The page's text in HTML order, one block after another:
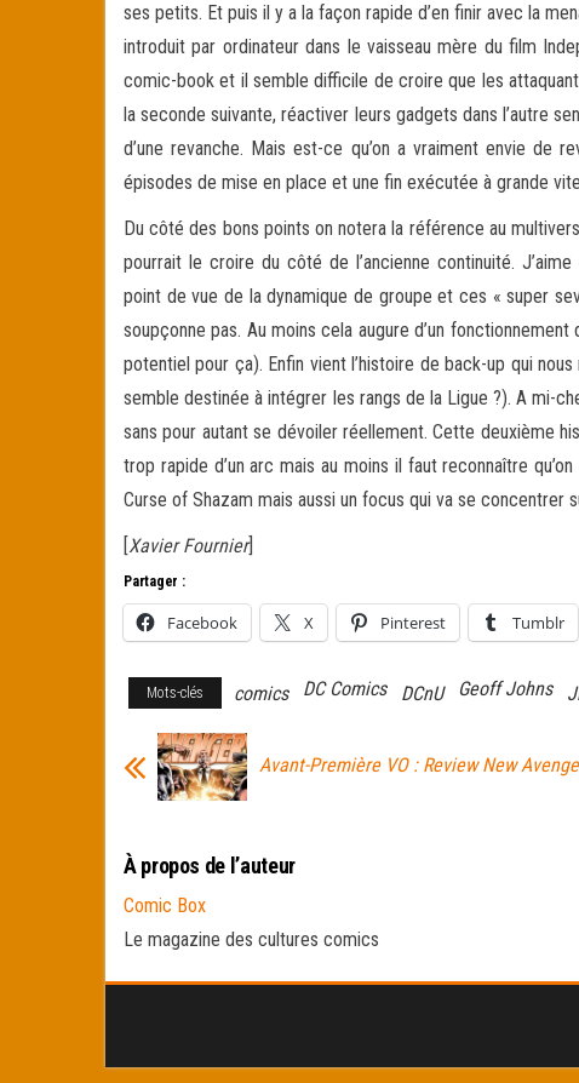
ses petits. Et puis il y a la façon rapide d’en finir avec la
introduit par ordinateur dans le vaisseau mère du film
comic-book et il semble difficile de croire que les
la seconde suivante, réactiver leurs gadgets dans l’autre
d’une revanche. Mais est-ce qu’on a vraiment envie
épisodes de mise en place et une fin exécutée à grande
Du côté des bons points on notera la référence au
pourrait le croire du côté de l’ancienne continuité.
point de vue de la dynamique de groupe et ces « super
soupçonne pas. Au moins cela augure d’un
potentiel pour ça). Enfin vient l’histoire de back-up qui
semble destinée à intégrer les rangs de la Ligue ?). A mi-
sans pour autant se dévoiler réellement. Cette deuxième
trop rapide d’un arc mais au moins il faut reconnaître
Curse of Shazam mais aussi un focus qui va se concentrer
[Xavier Fournier]
Partager :
Facebook X Pinterest Tumblr
Mots-clés comics DC Comics DCnU Geoff Johns
Avant-Première VO : Review New
À propos de l’auteur
Comic Box
Le magazine des cultures comics